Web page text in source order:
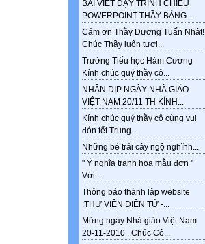
BÀI VIẾT DẠY TRÌNH CHIẾU
POWERPOINT THẦY BẢNG...
Cám ơn Thầy Dương Tuấn Nhật!
Chúc Thầy luôn tươi...
Trường Tiểu học Hàm Cường
Kính chúc quý thầy cô...
NHÂN DỊP NGÀY NHÀ GIÁO
VIỆT NAM 20/11 TH KÍNH...
Kính chúc quý thầy cô cùng vui
đón tết Trung...
Những bé trái cây ngộ nghĩnh...
" Ý nghĩa tranh hoa mẫu đơn "
Với...
Thông báo thành lập website
:THƯ VIỆN ĐIỆN TỬ -...
Mừng ngày Nhà giáo Việt Nam
20-11-2010 . Chúc Cô...